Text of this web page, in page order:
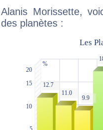
Alanis Morissette,
des planètes :